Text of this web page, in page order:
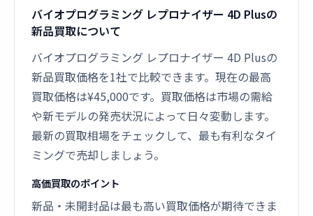
バイオプログラミング レプロナイザー 4D Plusの
新品買取について
バイオプログラミング レプロナイザー 4D Plusの
新品買取価格を1社で比較できます。現在の最高
買取価格は¥45,000です。買取価格は市場の需給
や新モデルの発売状況によって日々変動します。
最新の買取相場をチェックして、最も有利なタイ
ミングで売却しましょう。
高価買取のポイント
新品・未開封品は最も高い買取価格が期待できま